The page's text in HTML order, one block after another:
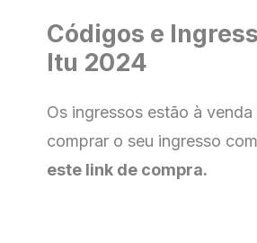
Códigos e
Itu 2024
Os ingressos estão à venda
comprar o seu ingresso
este link de compra.